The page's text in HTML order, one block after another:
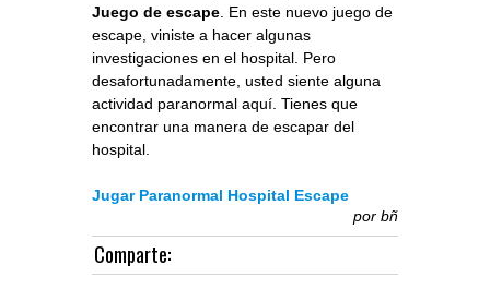
Juego de escape. En este nuevo juego de
escape, viniste a hacer algunas
investigaciones en el hospital. Pero
desafortunadamente, usted siente alguna
actividad paranormal aquí. Tienes que
encontrar una manera de escapar del
hospital.
Jugar Paranormal Hospital Escape
por bñ
Comparte: